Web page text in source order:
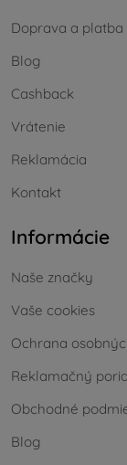
Doprava a platba
Blog
Cashback
Vrátenie
Reklamácia
Kontakt
Informácie
Naše značky
Vaše cookies
Ochrana
Reklamačný
Obchodné
Blog